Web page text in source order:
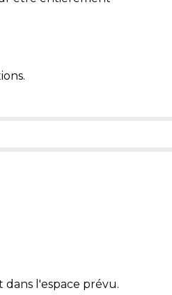
dans l'espace prévu.